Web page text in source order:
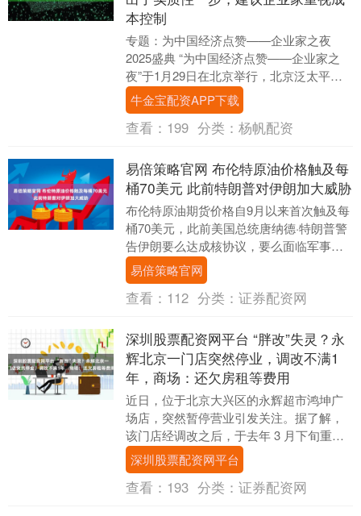
本控制
专题：为中国经济点赞——企业家之夜
2025盛典 “为中国经济点赞——企业家之
夜”于1月29日在北京举行，北京泛太平洋
集团董事长刘持金在对话中表示，2025年
最大....
牛金宝配资APP下载
查看： 199 分类： 杨帆配资
易倍策略官网 布伦特原油价格触及每
桶70美元 此前特朗普对伊朗加大威胁
布伦特原油期货价格自9月以来首次触及每
桶70美元，此前美国总统唐纳德·特朗普警
告伊朗要么达成核协议，要么面临军事打
击。 这个全球原油基准价格一度上涨
2.3%。 ....
易倍策略官网
查看： 112 分类： 证券配资网
深圳股票配资网平台 “胖改”失灵？永
辉北京一门店突然停业，调改不满1
年，商场：还欠房租等费用
近日，位于北京大兴区的永辉超市鸿坤广
场店，突然暂停营业引发关注。据了解，
该门店经调改之后，于去年 3 月下旬重新
对外营业。 该超市张贴的一份通知表示，
因商场物业....
深圳股票配资网平台
查看： 193 分类： 证券配资网